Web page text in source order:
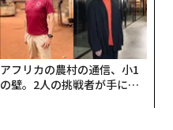
アフリカの農村の通信、小1
の壁。2人の挑戦者が手にし